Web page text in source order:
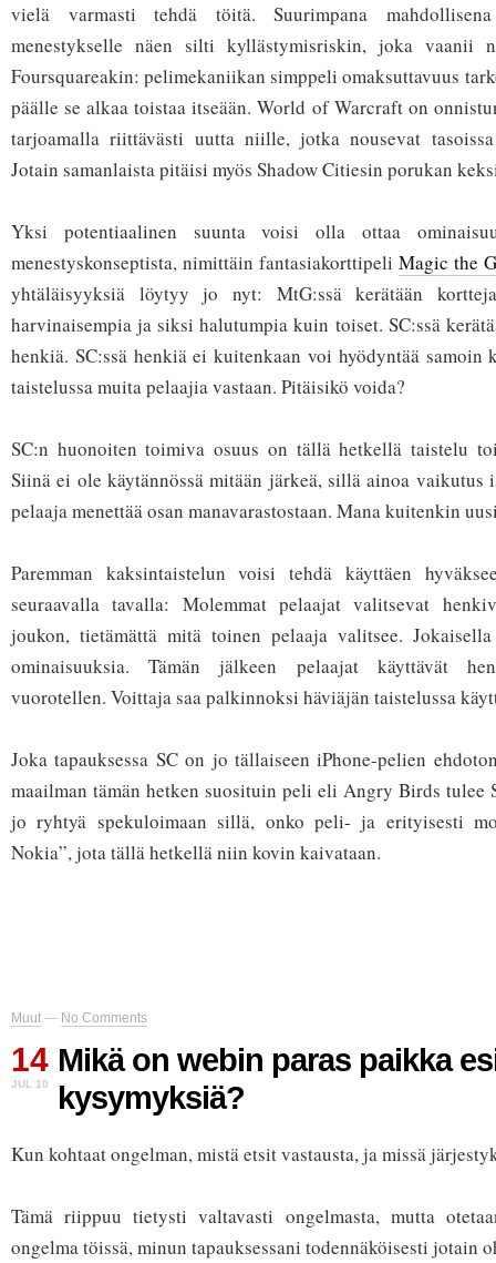
vielä varmasti tehdä töitä. Suurimpana
menestykselle näen silti kyllästymisriskin, joka vaanii
Foursquareakin: pelimekaniikan simppeli omaksuttavuus
päälle se alkaa toistaa itseään. World of Warcraft on
tarjoamalla riittävästi uutta niille, jotka nousevat
Jotain samanlaista pitäisi myös Shadow Citiesin porukan
Yksi potentiaalinen suunta voisi olla ottaa
menestyskonseptista, nimittäin fantasiakorttipeli Magic the
yhtäläisyyksiä löytyy jo nyt: MtG:ssä kerätään
harvinaisempia ja siksi halutumpia kuin toiset. SC:ssä
henkiä. SC:ssä henkiä ei kuitenkaan voi hyödyntää
taistelussa muita pelaajia vastaan. Pitäisikö voida?
SC:n huonoiten toimiva osuus on tällä hetkellä taistelu
Siinä ei ole käytännössä mitään järkeä, sillä ainoa vaikutus
pelaaja menettää osan manavarastostaan. Mana kuitenkin
Paremman kaksintaistelun voisi tehdä käyttäen
seuraavalla tavalla: Molemmat pelaajat valitsevat
joukon, tietämättä mitä toinen pelaaja valitsee.
ominaisuuksia. Tämän jälkeen pelaajat käyttävät
vuorotellen. Voittaja saa palkinnoksi häviäjän taistelussa
Joka tapauksessa SC on jo tällaiseen iPhone-pelien
maailman tämän hetken suosituin peli eli Angry Birds tulee
jo ryhtyä spekuloimaan sillä, onko peli- ja erityisesti
Nokia”, jota tällä hetkellä niin kovin kaivataan.
Muut — No Comments
14
JUL 10
Mikä on webin paras paikka
kysymyksiä?
Kun kohtaat ongelman, mistä etsit vastausta, ja missä
Tämä riippuu tietysti valtavasti ongelmasta, mutta
ongelma töissä, minun tapauksessani todennäköisesti